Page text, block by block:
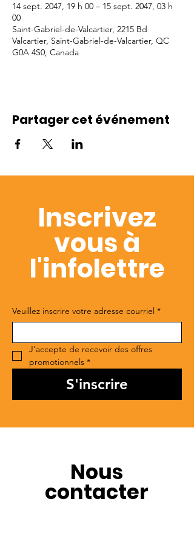
14 sept. 2047, 19 h 00 – 15 sept. 2047, 03 h
00
Saint-Gabriel-de-Valcartier, 2215 Bd
Valcartier, Saint-Gabriel-de-Valcartier, QC
G0A 4S0, Canada
Partager cet événement
Inscrivez
vous à
l'infolettre
Veuillez inscrire votre adresse courriel *
J'accepte de recevoir des offres
promotionnels *
S'inscrire
Nous
contacter